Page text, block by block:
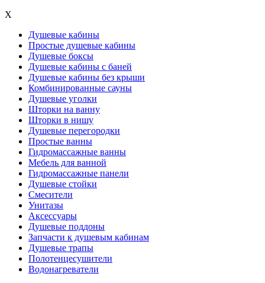
X
Душевые кабины
Простые душевые кабины
Душевые боксы
Душевые кабины с баней
Душевые кабины без крыши
Комбинированные сауны
Душевые уголки
Шторки на ванну
Шторки в нишу
Душевые перегородки
Простые ванны
Гидромассажные ванны
Мебель для ванной
Гидромассажные панели
Душевые стойки
Смесители
Унитазы
Аксессуары
Душевые поддоны
Запчасти к душевым кабинам
Душевые трапы
Полотенцесушители
Водонагреватели